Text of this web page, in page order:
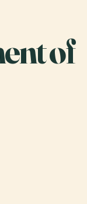
of